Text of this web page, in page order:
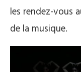
les rendez-vous
de la musique.